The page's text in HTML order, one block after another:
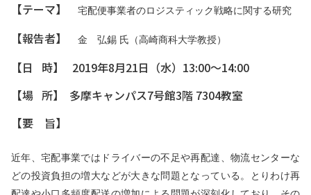
【テーマ】
宅配便事業者のロジスティック戦略に関する研究
【報告者】 金 弘錫 氏（高崎商科大学教授）
【日 時】 2019年8月21日（水）13:00～14:00
【場 所】 多摩キャンパス7号館3階 7304教室
【要 旨】
近年、宅配事業ではドライバーの不足や再配達、物流センターな
どの投資負担の増大などが大きな問題となっている。とりわけ再